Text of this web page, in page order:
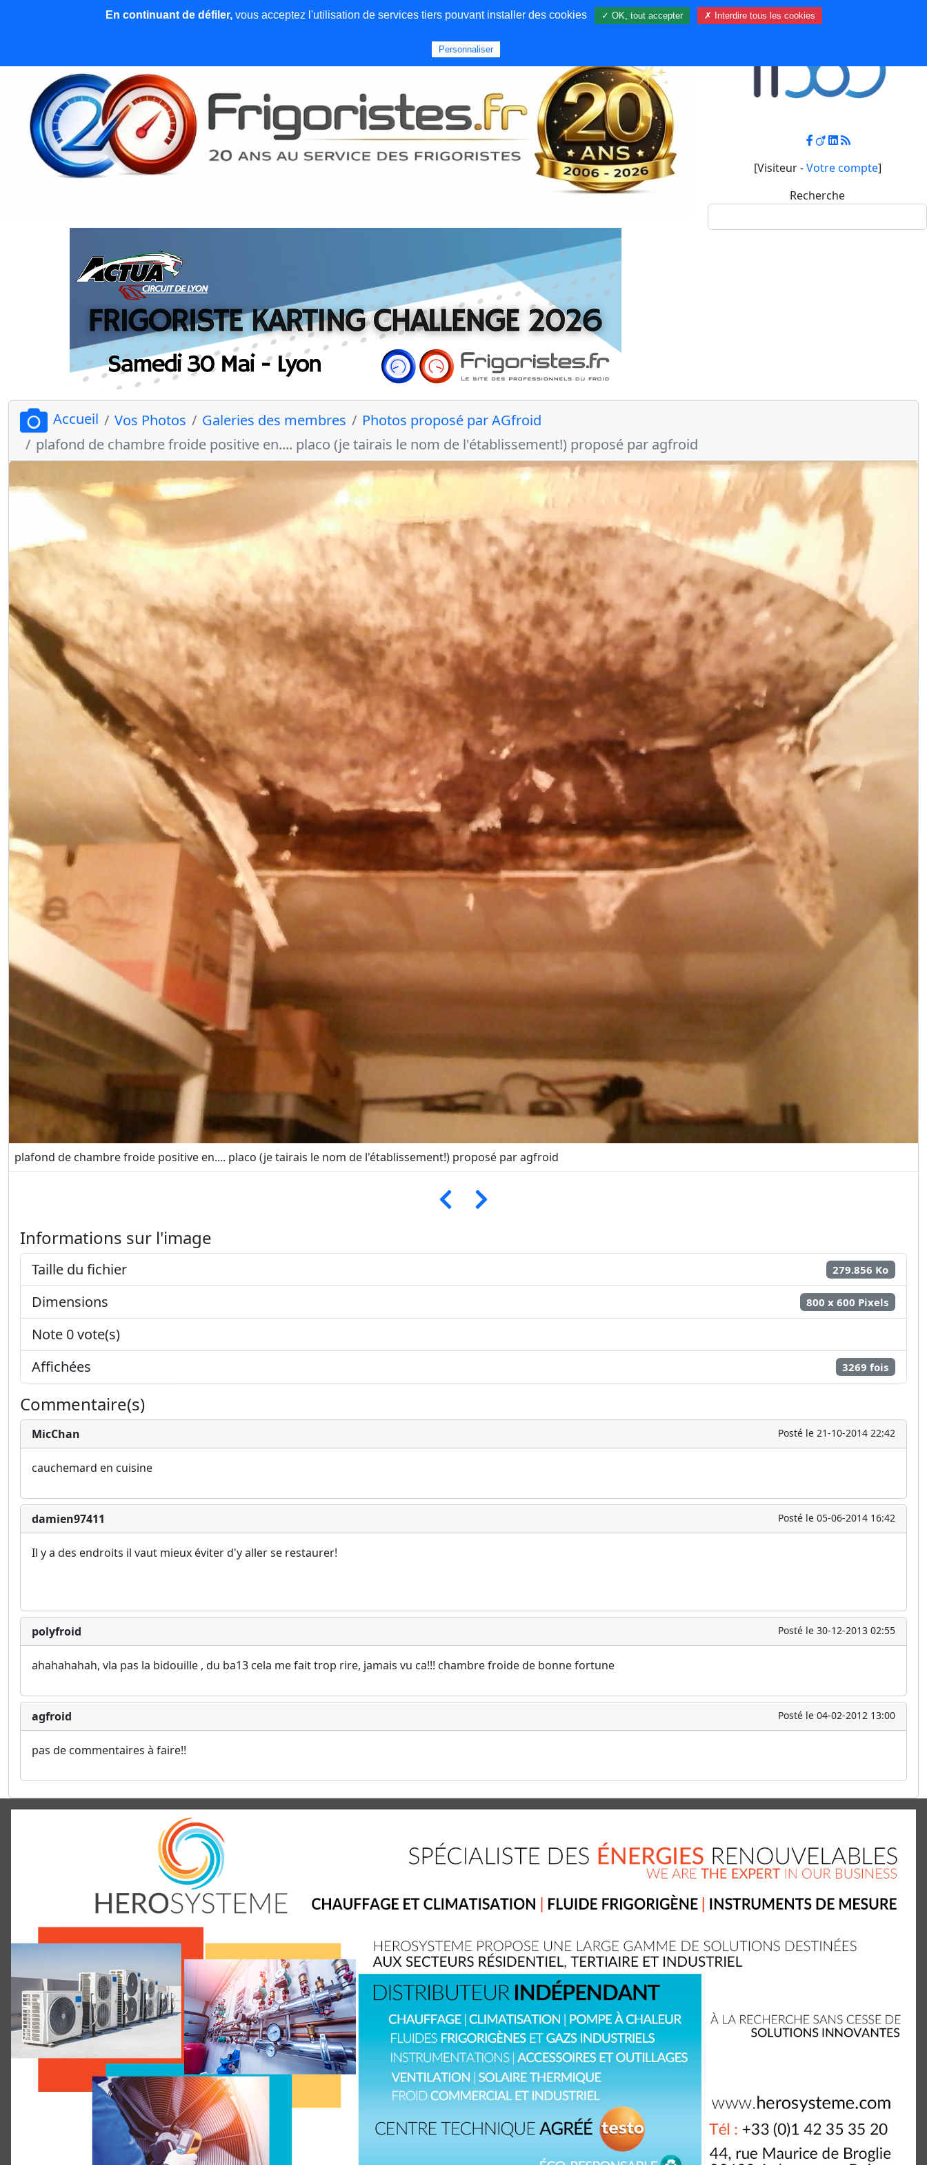
News et articles Emploi Qui sommes nous Contact Mon compte
[Visiteur -Votre compte]
Recherche
Accueil Vos Photos Galeries des membres
Photos proposé par AGfroid
plafond de chambre froide positive en.... placo (je tairais le nom de l'établissement!) proposé par agfroid
plafond de chambre froide positive en.... placo (je tairais le nom de l'établissement!) proposé par agfroid
Informations sur l'image
Taille du fichier 279.856 Ko
Dimensions 800 x 600 Pixels
Note 0 vote(s)
Affichées
3269 fois
Commentaire(s)
MicChan Posté le 21-10-2014 22:42
cauchemard en cuisine
damien97411 Posté le 05-06-2014 16:42
Il y a des endroits il vaut mieux éviter d'y aller se restaurer!
polyfroid Posté le 30-12-2013 02:55
ahahahahah, vla pas la bidouille , du ba13 cela me fait trop rire, jamais vu ca!!! chambre froide de bonne fortune
agfroid Posté le 04-02-2012 13:00
pas de commentaires à faire!!
En continuant de défiler,vous acceptez l'utilisation de services tiers pouvant installer des cookies ✓ OK, tout accepter ✗ Interdire tous les cookies
Personnaliser